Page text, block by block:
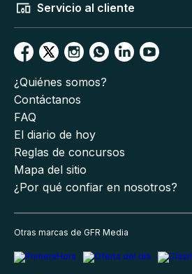
Servicio al cliente
¿Quiénes somos?
Contáctanos
FAQ
El diario de hoy
Reglas de concursos
Mapa del sitio
¿Por qué confiar en nosotros?
Otras marcas de GFR Media